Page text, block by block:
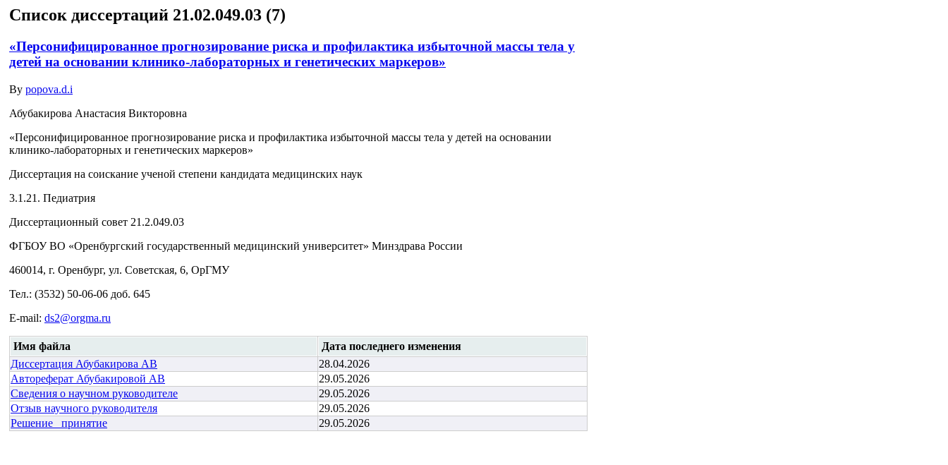
Список диссертаций 21.02.049.03 (7)
«Персонифицированное прогнозирование риска и профилактика избыточной массы тела у
детей на основании клинико-лабораторных и генетических маркеров»
By popova.d.i
Абубакирова Анастасия Викторовна
«Персонифицированное прогнозирование риска и профилактика избыточной массы тела у детей на основании
клинико-лабораторных и генетических маркеров»
Диссертация на соискание ученой степени кандидата медицинских наук
3.1.21. Педиатрия
Диссертационный совет 21.2.049.03
ФГБОУ ВО «Оренбургский государственный медицинский университет» Минздрава России
460014, г. Оренбург, ул. Советская, 6, ОрГМУ
Тел.: (3532) 50-06-06 доб. 645
E-mail: ds2@orgma.ru
Имя файла
Дата последнего изменения
Диссертация Абубакирова АВ
28.04.2026
Автореферат Абубакировой АВ
29.05.2026
Сведения о научном руководителе
29.05.2026
Отзыв научного руководителя
29.05.2026
Решение _принятие
29.05.2026